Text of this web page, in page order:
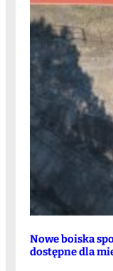
Nowe boiska
dostępne dla